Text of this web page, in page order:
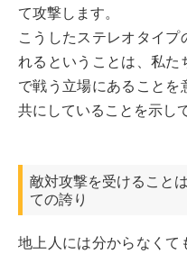
て攻撃します。
こうしたステレオタイ
れるということは、私
で戦う立場にあること
共にしていることを示し
敵対攻撃を受けること
ての誇り
地上人には分からなくて